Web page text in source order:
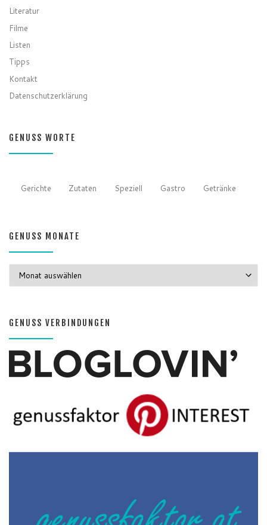
Literatur
Filme
Listen
Tipps
Kontakt
Datenschutzerklärung
GENUSS WORTE
Gerichte Zutaten Speziell Gastro Getränke
GENUSS MONATE
GENUSS VERBINDUNGEN